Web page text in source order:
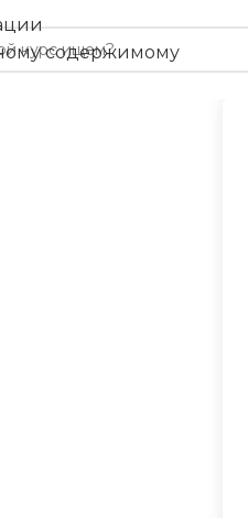
содержимому